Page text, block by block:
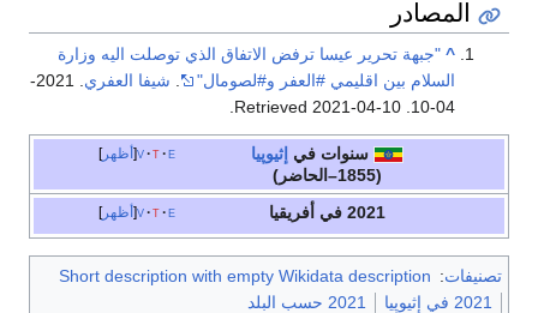
المصادر
^ "جبهة تحرير عيسا ترفض الاتفاق الذي توصلت اليه وزارة
السلام بين اقليمي #العفر و#لصومال"
شيفا العفري
. 2021-
04-10
2021-04-10
أظهر v t e سنوات في إثيوپيا
(1855–الحاضر)
أظهر v t e 2021 في أفريقيا
تصنيفات:
Short description with empty Wikidata description
2021 في إثيوپيا
2021 حسب البلد